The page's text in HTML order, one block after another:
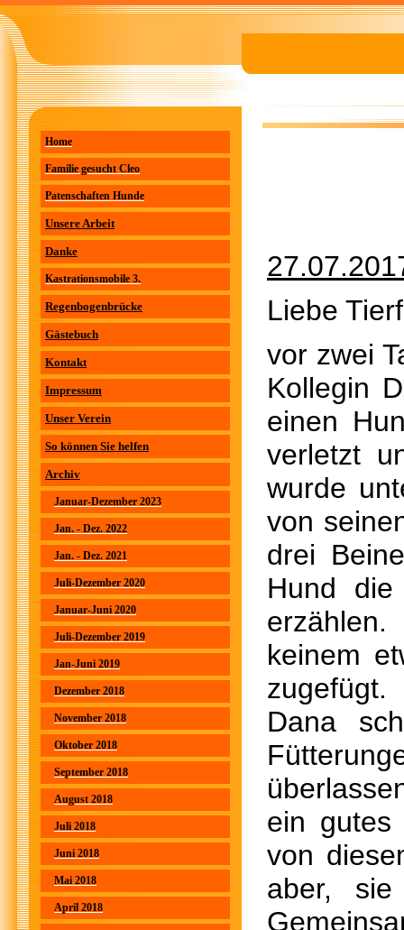
Home
Familie gesucht Cleo
Patenschaften Hunde
Unsere Arbeit
Danke
Kastrationsmobile 3.
Regenbogenbrücke
Gästebuch
Kontakt
Impressum
Unser Verein
So können Sie helfen
Archiv
Januar-Dezember 2023
Jan. - Dez. 2022
Jan. - Dez. 2021
Juli-Dezember 2020
Januar-Juni 2020
Juli-Dezember 2019
Jan-Juni 2019
Dezember 2018
November 2018
Oktober 2018
September 2018
August 2018
Juli 2018
Juni 2018
Mai 2018
April 2018
Liebe
vor zwei
Kollegin
einen
verletzt
wurde
von
drei
Hund
keinem
Dana
ein gutes
von
aber,